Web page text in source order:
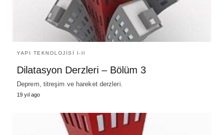
YAPI TEKNOLOJISI I-II
Dilatasyon Derzleri – Bölüm 3
Deprem, titreşim ve hareket derzleri.
19 yıl ago